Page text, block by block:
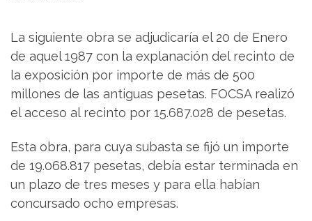
La siguiente obra se adjudicaría el 20 de Enero
de aquel 1987 con la explanación del recinto de
la exposición por importe de más de 500
millones de las antiguas pesetas. FOCSA realizó
el acceso al recinto por 15.687.028 de pesetas.
Esta obra, para cuya subasta se fijó un importe
de 19.068.817 pesetas, debía estar terminada en
un plazo de tres meses y para ella habían
concursado ocho empresas.